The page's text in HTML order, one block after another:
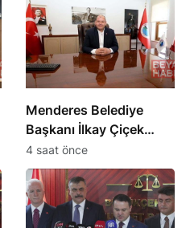
Menderes Belediye
Başkanı İlkay Çiçek
görevden uzaklaştırıldı
4 saat önce